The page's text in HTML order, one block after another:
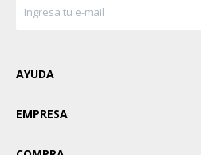
AYUDA
EMPRESA